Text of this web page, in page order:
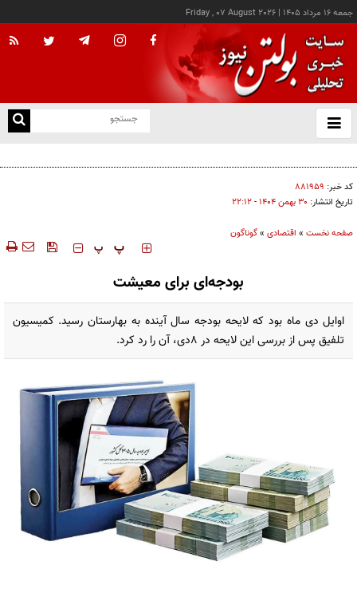
جمعه ۱۶ مرداد ۱۴۰۵ |
Friday , 07 August 2026
باز
و
کد خبر: ۸۸۱۹۵۹
تاریخ انتشار: ۳۰ بهمن ۱۴۰۴ - ۲۲:۱۲
صفحه نخست » اقتصادی »گوناگون
‍‍‍ پ پ
بودجه‌ای برای معیشت
اوایل دی ماه بود که لایحه بودجه سال آینده به بهارستان رسید. کمیسیون
تلفیق پس از بررسی این لایحه در ۸دی، آن را رد کرد.